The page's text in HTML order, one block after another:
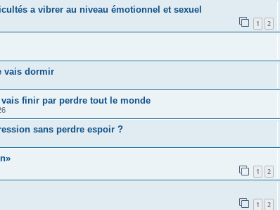
a vibrer au niveau émotionnel et sexuel
1 2
vais dormir
finir par perdre tout le monde
sans perdre espoir ?
1 2
1 2